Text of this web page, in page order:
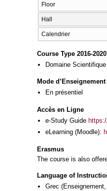
Floor
Hall
Calendrier
Course Type 2016-2020
Domaine Scientifique
Mode d’Enseignement
En présentiel
Accès en Ligne
e-Study Guide
eLearning (Moodle):
Erasmus
The course is also
Language of
Grec